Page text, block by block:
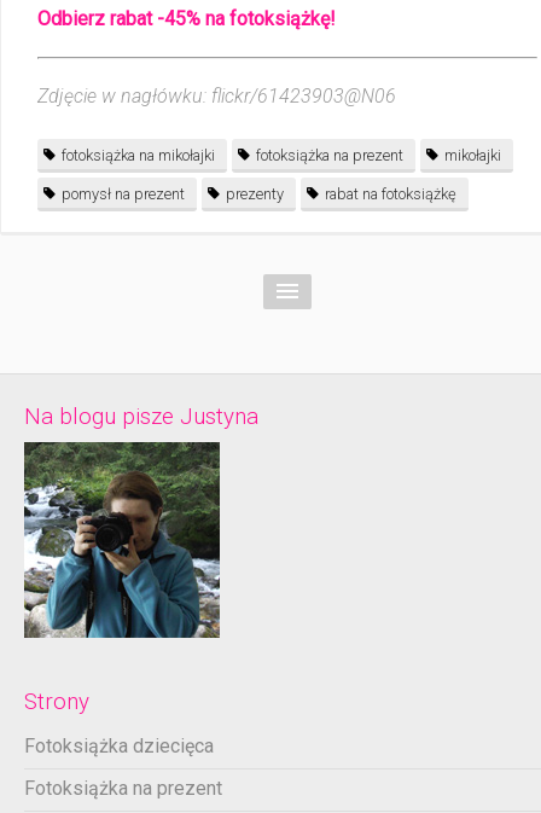
Odbierz rabat -45% na fotoksiążkę!
Zdjęcie w nagłówku: flickr/61423903@N06
fotoksiążka na mikołajki fotoksiążka na prezent mikołajki
pomysł na prezent prezenty rabat na fotoksiążkę
Na blogu pisze Justyna
Strony
Fotoksiążka dziecięca
Fotoksiążka na prezent